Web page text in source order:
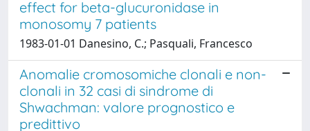
effect for beta-glucuronidase in
monosomy 7 patients
1983-01-01 Danesino, C.; Pasquali, Francesco
Anomalie cromosomiche clonali e non-
clonali in 32 casi di sindrome di
Shwachman: valore prognostico e
predittivo